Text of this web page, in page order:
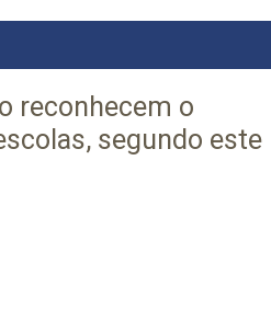
reconhecem o
segundo este